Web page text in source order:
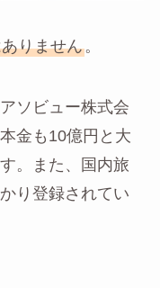
りません。
ソビュー株式会
金も10億円と大
。また、国内旅
り登録されてい